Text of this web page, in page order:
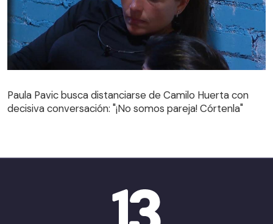
decisiva conversación: "¡No somos pareja! Córtenla"
Paula Pavic busca distanciarse de Camilo Huerta con
decisiva conversación: "¡No somos pareja! Córtenla"